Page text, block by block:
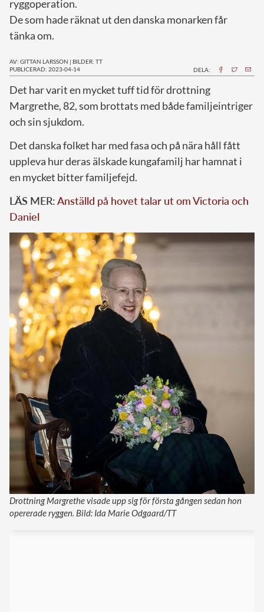
ryggoperation.
De som hade räknat ut den danska monarken får
tänka om.
AV: GITTAN LARSSON | BILDER: TT
PUBLICERAD: 2023-04-14
DELA:
Det har varit en mycket tuff tid för drottning
Margrethe, 82, som brottats med både familjeintriger
och sin sjukdom.
Det danska folket har med fasa och på nära håll fått
uppleva hur deras älskade kungafamilj har hamnat i
en mycket bitter familjefejd.
LÄS MER:Anställd på hovet talar ut om Victoria och
Daniel
Drottning Margrethe visade upp sig för första gången sedan hon
opererade ryggen. Bild: Ida Marie Odgaard/TT